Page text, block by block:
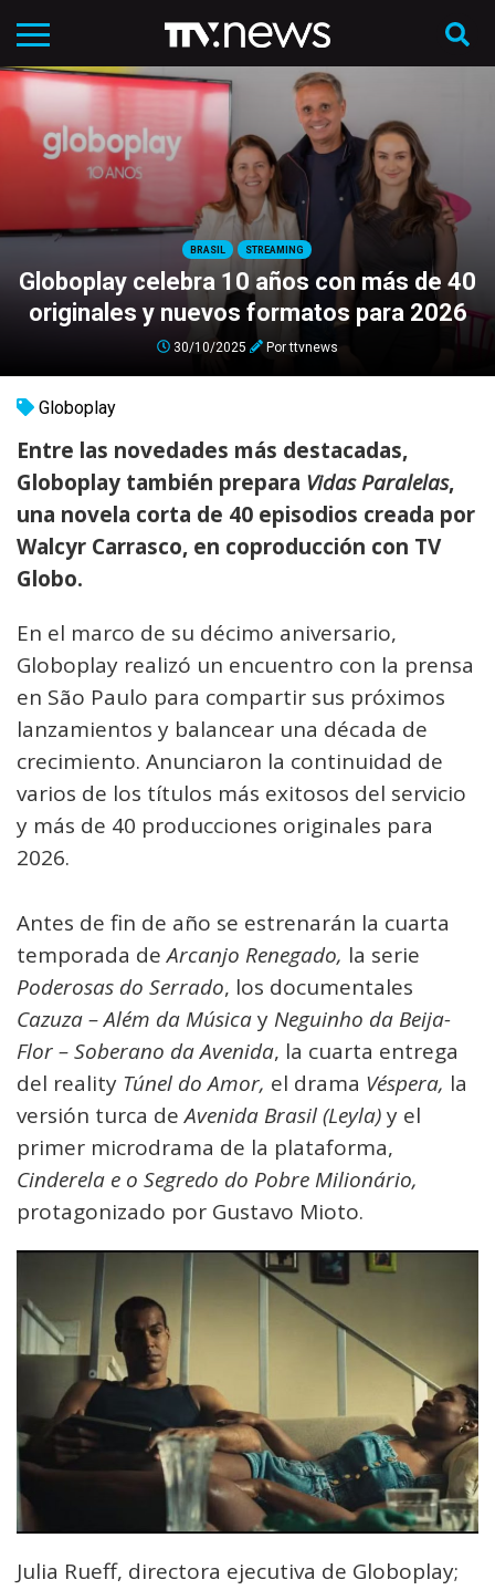
BRASIL STREAMING
Globoplay celebra 10 años con más de 40
originales y nuevos formatos para 2026
30/10/2025 Porttvnews
Globoplay
Entre las novedades más destacadas,
Globoplay también prepara Vidas Paralelas,
una novela corta de 40 episodios creada por
Walcyr Carrasco, en coproducción con TV
Globo.
En el marco de su décimo aniversario,
Globoplay realizó un encuentro con la prensa
en São Paulo para compartir sus próximos
lanzamientos y balancear una década de
crecimiento. Anunciaron la continuidad de
varios de los títulos más exitosos del servicio
y más de 40 producciones originales para
2026.
Antes de fin de año se estrenarán la cuarta
temporada deArcanjo Renegado, la serie
Poderosas do Serrado, los documentales
Cazuza – Além da Músicay Neguinho da Beija-
Flor – Soberano da Avenida, la cuarta entrega
del reality Túnel do Amor, el drama Véspera, la
versión turca deAvenida Brasil (Leyla)y el
primer microdrama de la plataforma,
Cinderela e o Segredo do Pobre Milionário,
protagonizado por Gustavo Mioto.
Julia Rueff, directora ejecutiva de Globoplay;